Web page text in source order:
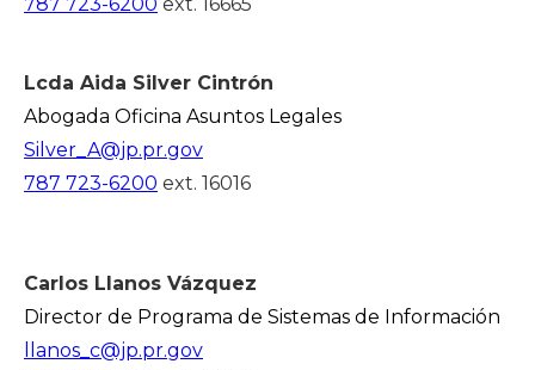
Lcda Aida Silver Cintrón
Abogada Oficina Asuntos Legales
Silver_A@jp.pr.gov
787 723-6200 ext. 16016
Carlos Llanos Vázquez
Director de Programa de Sistemas de Información
llanos_c@jp.pr.gov